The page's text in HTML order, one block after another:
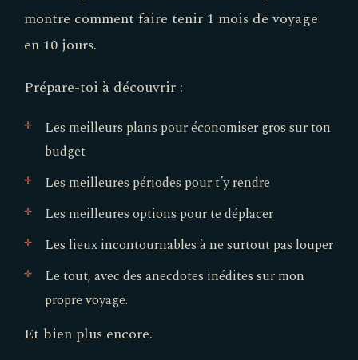
montre comment faire tenir 1 mois de voyage
en 10 jours.
Prépare-toi à découvrir :
Les meilleurs plans pour économiser gros sur ton
budget
Les meilleures périodes pour t’y rendre
Les meilleures options pour te déplacer
Les lieux incontournables à ne surtout pas louper
Le tout, avec des anecdotes inédites sur mon
propre voyage.
Et bien plus encore.